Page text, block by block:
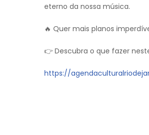
eterno da nossa música.
🔥 Quer mais planos
👉 Descubra o que fazer
https://